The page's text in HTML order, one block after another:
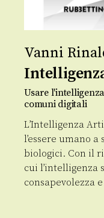
Vanni
Usare
comuni digitali
L’Intelligenza
l’essere umano
biologici. Con il
cui l’intelligenza
consapevolezza